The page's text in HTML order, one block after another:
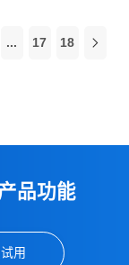
... 17 18
品功能
用